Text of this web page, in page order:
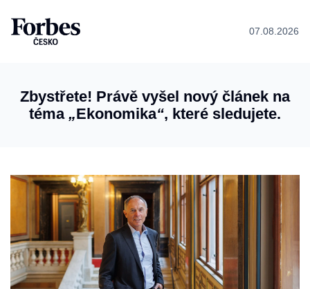
07.08.2026
Zbystřete! Právě vyšel nový článek na
téma „Ekonomika“, které sledujete.